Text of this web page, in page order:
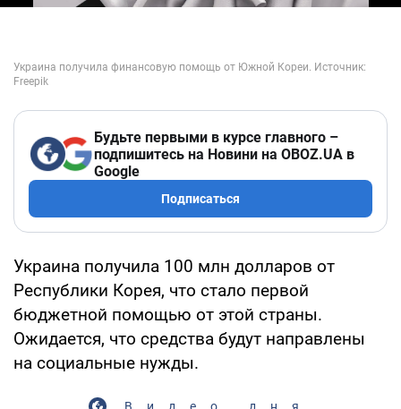
Будьте первыми в курсе главного –
подпишитесь на Новини на OBOZ.UA в
Google
Подписаться
Украина получила 100 млн долларов от
Республики Корея, что стало первой
бюджетной помощью от этой страны.
Ожидается, что средства будут направлены
на социальные нужды.
Видео дня